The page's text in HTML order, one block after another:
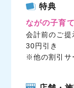
e
b
o
o
k
t
t
e
r
特典
ながの子育
会計前のご
30円引き
※他の割引サ